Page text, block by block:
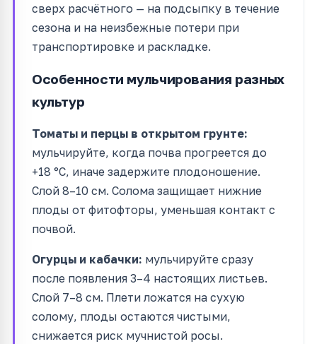
сверх расчётного — на подсыпку в течение
сезона и на неизбежные потери при
транспортировке и раскладке.
Особенности мульчирования разных
культур
Томаты и перцы в открытом грунте:
мульчируйте, когда почва прогреется до
+18 °C, иначе задержите плодоношение.
Слой 8–10 см. Солома защищает нижние
плоды от фитофторы, уменьшая контакт с
почвой.
Огурцы и кабачки: мульчируйте сразу
после появления 3–4 настоящих листьев.
Слой 7–8 см. Плети ложатся на сухую
солому, плоды остаются чистыми,
снижается риск мучнистой росы.